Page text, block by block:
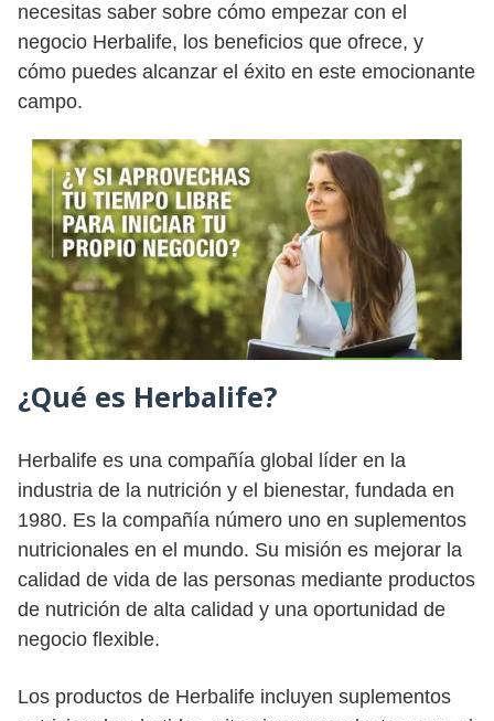
necesitas saber sobre cómo empezar con el
negocio Herbalife, los beneficios que ofrece, y
cómo puedes alcanzar el éxito en este emocionante
campo.
¿Qué es Herbalife?
Herbalife es una compañía global líder en la
industria de la nutrición y el bienestar, fundada en
1980. Es la compañía número uno en suplementos
nutricionales en el mundo. Su misión es mejorar la
calidad de vida de las personas mediante productos
de nutrición de alta calidad y una oportunidad de
negocio flexible.
Los productos de Herbalife incluyen suplementos